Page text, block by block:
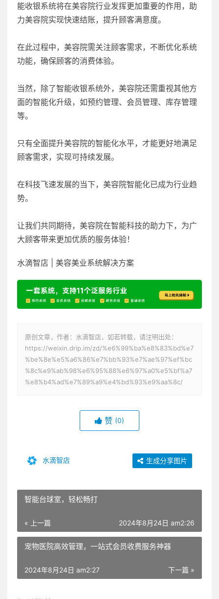
能收银系统将在美容院行业发挥更加重要的作用，助
力美容院实现快速结账，提升顾客满意度。
在此过程中，美容院需关注顾客需求，不断优化系统
功能，确保顾客的消费体验。
当然，除了智能收银系统外，美容院还需重视其他方
面的智能化升级，如预约管理、会员管理、库存管理
等。
只有全面提升美容院的智能化水平，才能更好地满足
顾客需求，实现可持续发展。
在科技飞速发展的当下，美容院智能化已成为行业趋
势。
让我们共同期待，美容院在智能科技的助力下，为广
大顾客带来更加优质的服务体验！
水滴智店 | 美容美业系统解决方案
原创文章，作者：水滴智店，如若转载，请注明出处：
https://weixin.drip.im/zd/%e6%99%ba%e8%83%bd%e7
%be%8e%e5%a6%86%e7%bb%93%e7%ae%97%ef%bc
%8c%e9%ab%98%e6%95%88%e6%97%a0%e5%bf%a7
%e8%b4%ad%e7%89%a9%e4%bd%93%e9%aa%8c/
赞 (0)
水滴智店 生成分享图片
智能台球室，轻松畅打
« 上一篇 2024年8月24日 am2:26
宠物医院高效管理，一站式会员收费服务神器
下一篇 »
2024年8月24日 am2:27